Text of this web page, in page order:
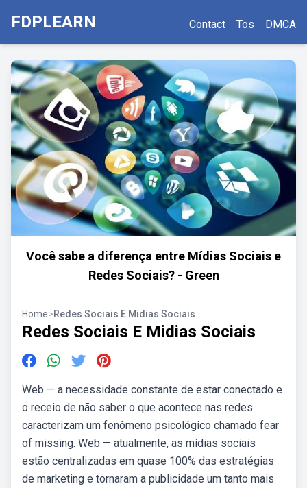
FDPLEARN Contact Tos DMCA
Você sabe a diferença entre Mídias Sociais e
Redes Sociais? - Green
Home>Redes Sociais E Midias Sociais
Redes Sociais E Midias Sociais
Web — a necessidade constante de estar conectado e
o receio de não saber o que acontece nas redes
caracterizam um fenômeno psicológico chamado fear
of missing. Web — atualmente, as mídias sociais
estão centralizadas em quase 100% das estratégias
de marketing e tornaram a publicidade um tanto mais